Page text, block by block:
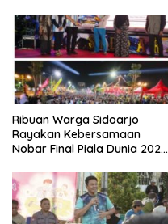
Ribuan Warga Sidoarjo
Rayakan Kebersamaan
Nobar Final Piala Dunia 2026
Forkopimda